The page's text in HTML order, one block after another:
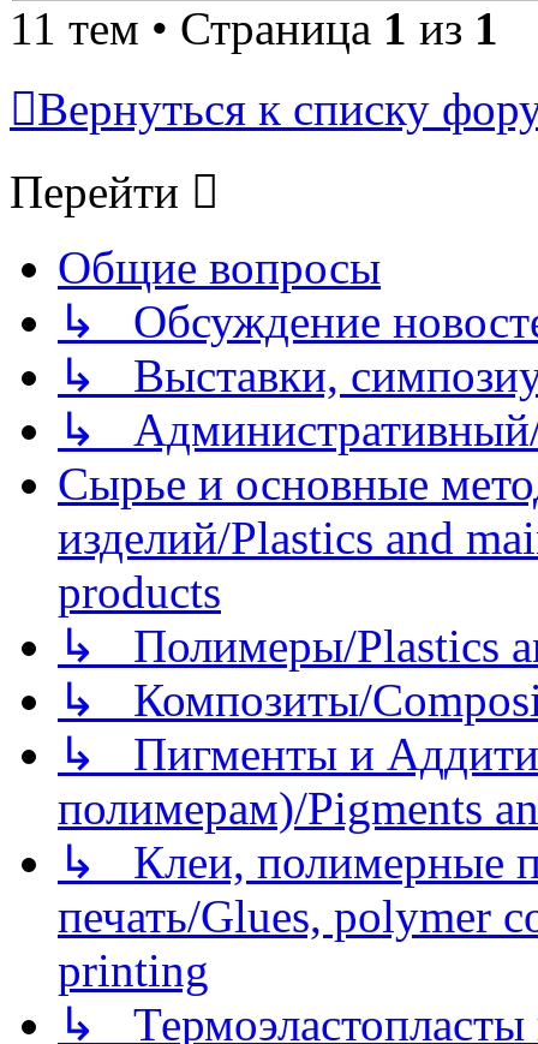
11 тем • Страница 1 из 1
Вернуться к списку
Перейти
Общие вопросы
↳ Обсуждение
↳ Выставки,
↳
Сырье и основные
изделий/Plastics and
products
↳ Полимеры/Plastics
↳ Композиты/
↳ Пигменты и
полимерам)/Pigments
↳ Клеи, полимерные
печать/Glues, polymer
printing
↳